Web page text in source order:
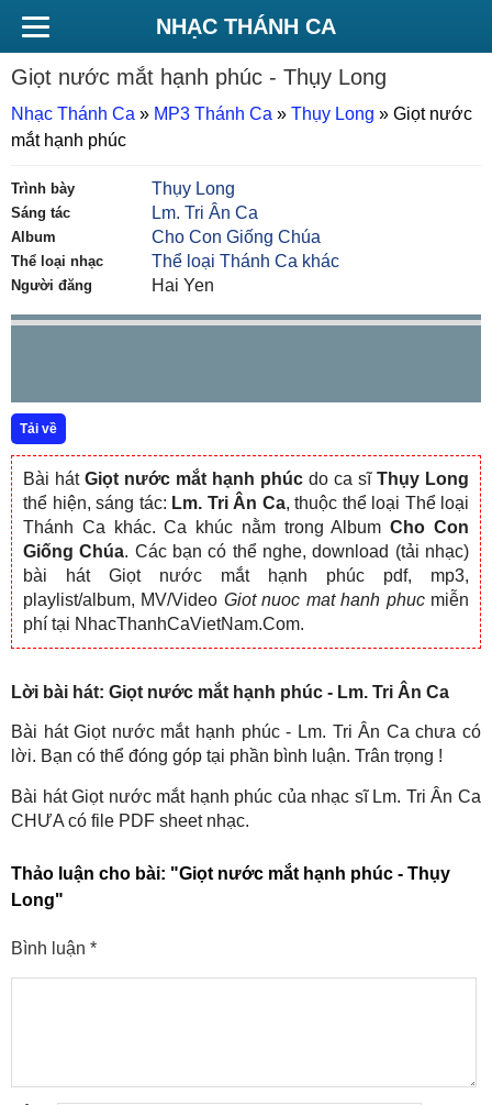
NHẠC THÁNH CA
Giọt nước mắt hạnh phúc - Thụy Long
Nhạc Thánh Ca » MP3 Thánh Ca » Thụy Long » Giọt nước
mắt hạnh phúc
Trình bày Thụy Long
Sáng tác Lm. Tri Ân Ca
Album Cho Con Giống Chúa
Thể loại nhạc Thể loại Thánh Ca khác
Người đăng Hai Yen
Tải về
Bài hát Giọt nước mắt hạnh phúc do ca sĩ Thụy Long
thể hiện, sáng tác: Lm. Tri Ân Ca, thuộc thể loại Thể loại
Thánh Ca khác. Ca khúc nằm trong AlbumCho Con
Giống Chúa. Các bạn có thể nghe, download (tải nhạc)
bài hát Giọt nước mắt hạnh phúc pdf, mp3,
playlist/album, MV/Video Giot nuoc mat hanh phucmiễn
phí tại NhacThanhCaVietNam.Com.
Lời bài hát: Giọt nước mắt hạnh phúc - Lm. Tri Ân Ca
Bài hát Giọt nước mắt hạnh phúc - Lm. Tri Ân Ca chưa có
lời. Bạn có thể đóng góp tại phần bình luận. Trân trọng !
Bài hát Giọt nước mắt hạnh phúc của nhạc sĩ Lm. Tri Ân Ca
CHƯA có file PDF sheet nhạc.
Thảo luận cho bài: "Giọt nước mắt hạnh phúc - Thụy
Long"
Bình luận *